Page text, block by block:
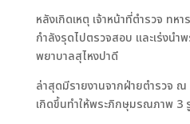
หลังเกิดเหตุ เจ้าหน้าที่ตำรวจ ทห
กำลังรุดไปตรวจสอบ และเร่งนำ
พยาบาลสุไหงปาดี
ล่าสุดมีรายงานจากฝ่ายตำรวจ ณ
เกิดขึ้นทำให้พระภิกษุมรณภาพ 3